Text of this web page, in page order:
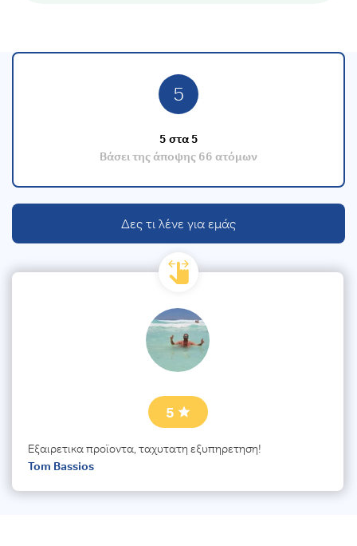
5
5 στα 5
Βάσει της άποψης 66 ατόμων
Δες τι λένε για εμάς
5
Εξαιρετικα προϊοντα, ταχυτατη εξυπηρετηση!
Tom Bassios